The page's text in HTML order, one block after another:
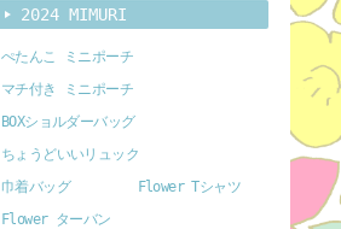
2024 MIMURI
ぺたんこ ミニポーチ
マチ付き ミニポーチ
BOXショルダーバッグ
ちょうどいいリュック
巾着バッグ
Flower Tシャツ
Flower ターバン